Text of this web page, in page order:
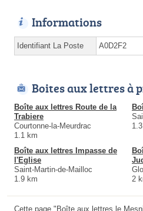
Informations
Identifiant La Poste A0D2F2
Boites aux lettres à
Boîte aux lettres Route de la
Trabiere
Courtonne-la-Meurdrac
1.1 km
Boîte aux lettres Impasse de
l'Eglise
Saint-Martin-de-Mailloc
1.9 km
2
Cette page "Boîte aux lettres le